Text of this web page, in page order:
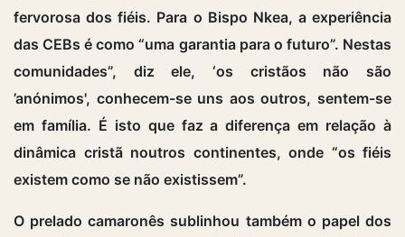
fervorosa dos fiéis. Para o Bispo Nkea, a experiência
das CEBs é como “uma garantia para o futuro”. Nestas
comunidades”, diz ele, ‘os cristãos não são
’anónimos', conhecem-se uns aos outros, sentem-se
em família. É isto que faz a diferença em relação à
dinâmica cristã noutros continentes, onde “os fiéis
existem como se não existissem”.
O prelado camaronês sublinhou também o papel dos